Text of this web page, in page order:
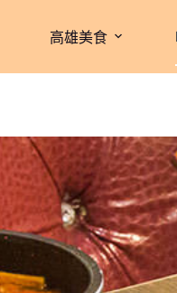
高雄美食